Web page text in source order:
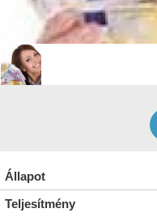
Állapot
Teljesítmény